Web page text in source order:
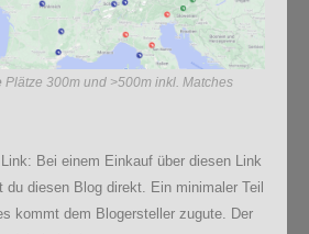
Plätze 300m und >500m inkl. Matches
Bei einem Einkauf über diesen Link
du diesen Blog direkt. Ein minimaler Teil
kommt dem Blogersteller zugute. Der